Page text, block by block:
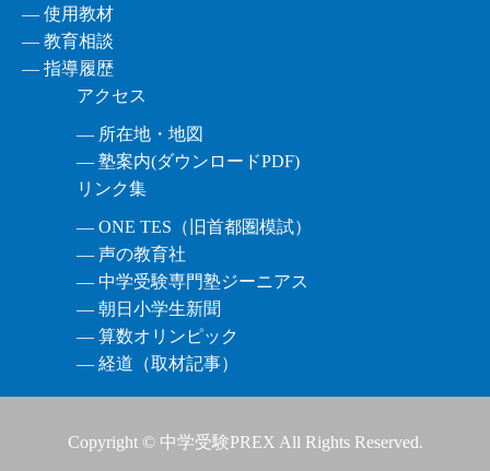
― 使用教材
― 教育相談
― 指導履歴
アクセス
― 所在地・地図
― 塾案内(ダウンロードPDF)
リンク集
― ONE TES（旧首都圏模試）
― 声の教育社
― 中学受験専門塾ジーニアス
― 朝日小学生新聞
― 算数オリンピック
― 経道（取材記事）
Copyright © 中学受験PREX All Rights Reserved.